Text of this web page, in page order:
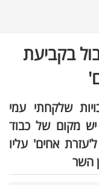
בקביעת
שלקחתי עמי
מקום של כבוד
אחים' עליו
השר